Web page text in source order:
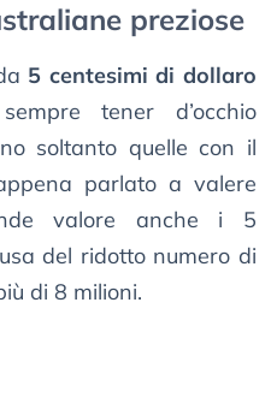
preziose
5 centesimi di dollaro
tener d’occhio
soltanto quelle con il
parlato a valere
valore anche i 5
del ridotto numero di
di 8 milioni.